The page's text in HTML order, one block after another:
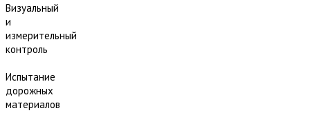
Визуальный
и
измерительный
контроль
Испытание
дорожных
материалов